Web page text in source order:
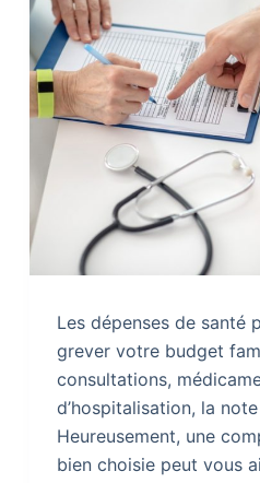
Les dépenses de santé
grever votre budget
consultations,
d’hospitalisation, la
Heureusement, une
bien choisie peut vous